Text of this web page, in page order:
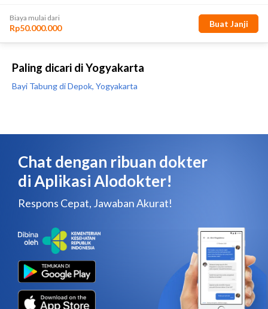
Paling dicari di Yogyakarta
Bayi Tabung di Depok, Yogyakarta